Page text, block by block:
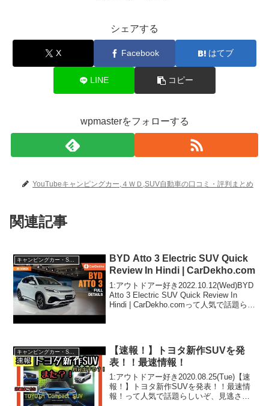
シェアする
X Facebook はてブ
LINE コピー
wpmasterをフォローする
YouTubeキャンピングカー,４ＷＤ,SUV自動車の口コミ・評判まとめ
関連記事
キャンピングカー・SUV人気車種
BYD Atto 3 Electric SUV Quick
Review In Hindi | CarDekho.com
1:アウトドアー好き2022.10.12(Wed)BYD
Atto 3 Electric SUV Quick Review In
Hindi | CarDekho.comって人気で話題らし
【速報！】トヨタ新作SUVを発
表！！最速情報！
1:アウトドアー好き2020.08.25(Tue)【速
報！】トヨタ新作SUVを発表！！最速情
報！って人気で話題らしいぞ、見逃さな